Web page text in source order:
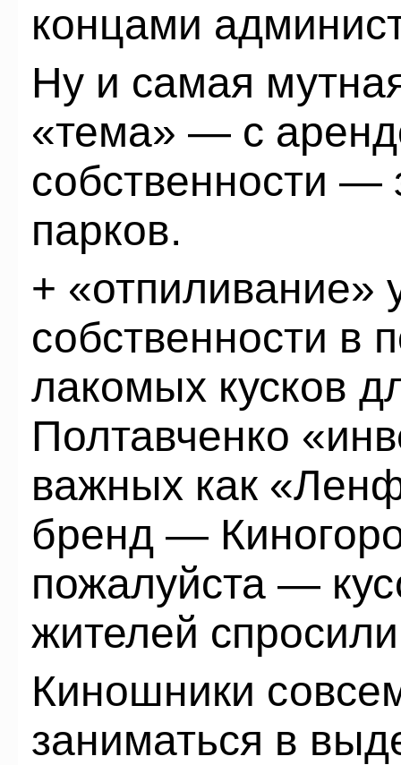
концами
Ну и самая
«тема» — с
собственности
парков.
+ «отпиливание»
собственности в
лакомых кусков
Полтавченко
важных как
бренд —
пожалуйста —
жителей
Киношники
заниматься в